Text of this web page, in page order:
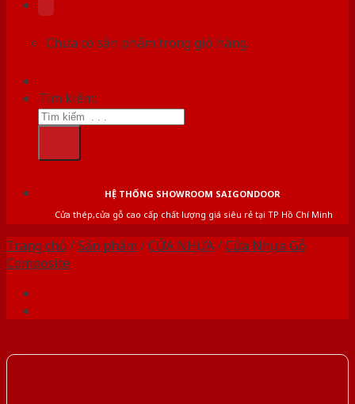
Chưa có sản phẩm trong giỏ hàng.
Tìm kiếm:
HỆ THỐNG SHOWROOM SAIGONDOOR
Cửa thép,cửa gỗ cao cấp chất lượng giá siêu rẻ tại TP Hồ Chí Minh
Trang chủ /Sản phẩm /CỬA NHỰA/Cửa Nhựa Gỗ
Composite